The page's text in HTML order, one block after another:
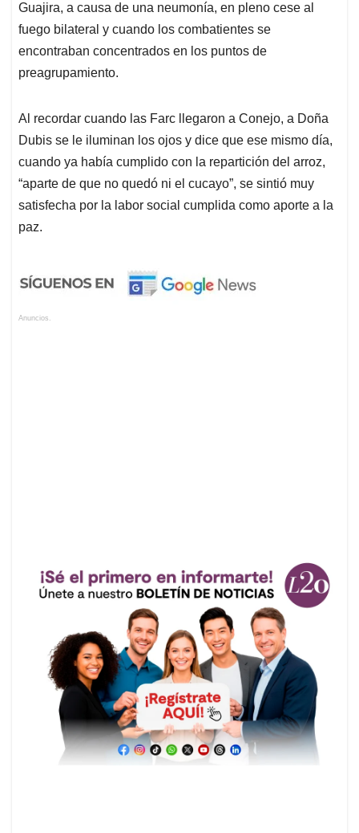
Guajira, a causa de una neumonía, en pleno cese al
fuego bilateral y cuando los combatientes se
encontraban concentrados en los puntos de
preagrupamiento.
Al recordar cuando las Farc llegaron a Conejo, a Doña
Dubis se le iluminan los ojos y dice que ese mismo día,
cuando ya había cumplido con la repartición del arroz,
“aparte de que no quedó ni el cucayo”, se sintió muy
satisfecha por la labor social cumplida como aporte a la
paz.
Anuncios.